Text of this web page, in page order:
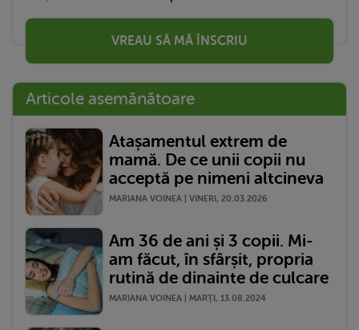
VREAU SĂ MĂ ÎNSCRIU
Articole asemănătoare
Atașamentul extrem de
mamă. De ce unii copii nu
acceptă pe nimeni altcineva
MARIANA VOINEA | VINERI, 20.03.2026
Am 36 de ani și 3 copii. Mi-
am făcut, în sfârșit, propria
rutină de dinainte de culcare
MARIANA VOINEA | MARŢI, 13.08.2024